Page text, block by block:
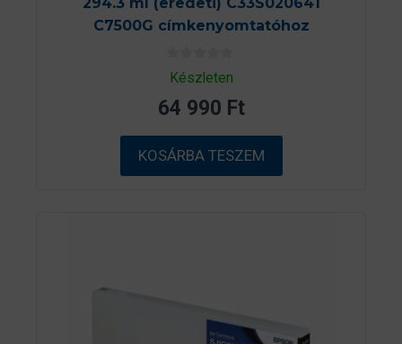
C7500G címkenyomtatóhoz
0
a
5
b
ő
l
Készleten
64 990 Ft
KOSÁRBA TESZEM